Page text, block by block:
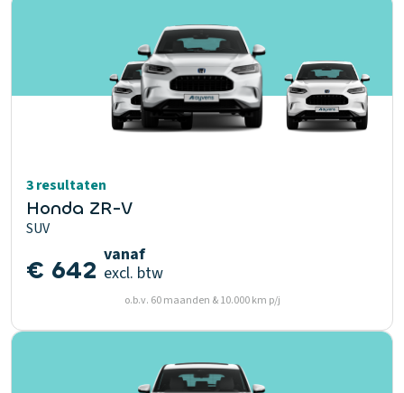
3 resultaten
Honda ZR-V
SUV
€ 642 vanaf
excl. btw
o.b.v. 60 maanden & 10.000 km p/j